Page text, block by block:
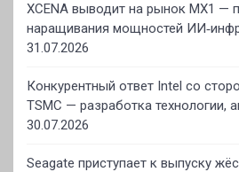
XCENA выводит на рынок MX1 —
наращивания мощностей
31.07.2026
Конкурентный ответ Intel со
TSMC — разработка технологии,
30.07.2026
Seagate приступает к выпуску